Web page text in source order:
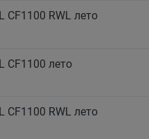
CF1100 RWL лето
CF1100 лето
CF1100 RWL лето